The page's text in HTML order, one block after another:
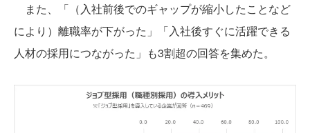
また、「（入社前後でのギャップが縮小したことなど
により）離職率が下がった」「入社後すぐに活躍できる
人材の採用につながった」も3割超の回答を集めた。